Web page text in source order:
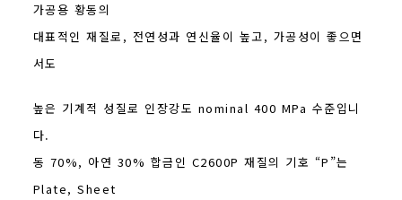
가공용 황동의
대표적인 재질로, 전연성과 연신율이 높고, 가공성이 좋으면
서도
높은 기계적 성질로 인장강도 nominal 400 MPa 수준입니
다.
동 70%, 아연 30% 합금인 C2600P 재질의 기호 “P”는
Plate, Sheet